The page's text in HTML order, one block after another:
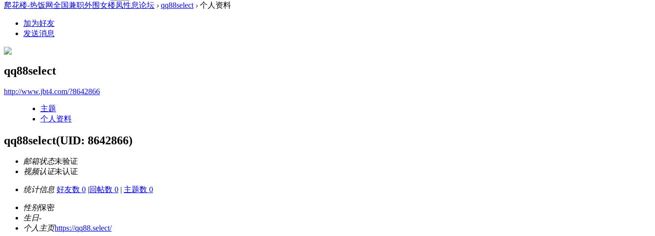
爬花楼-热饭网全国兼职外围女楼凤性息论坛 › qq88select › 个人资料
加为好友
发送消息
qq88select
http://www.jbt4.com/?8642866
主题
个人资料
qq88select(UID: 8642866)
邮箱状态未验证
视频认证未认证
统计信息 好友数 0 |回帖数 0 | 主题数 0
性别保密
生日-
个人主页https://qq88.select/